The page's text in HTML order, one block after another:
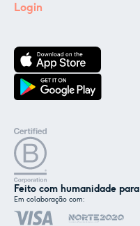
Login
Feito com humanidade
Em colaboração com: